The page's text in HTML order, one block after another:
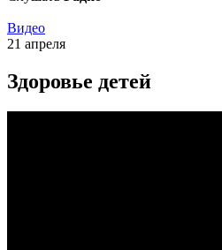
Видео
21 апреля
Здоровье детей